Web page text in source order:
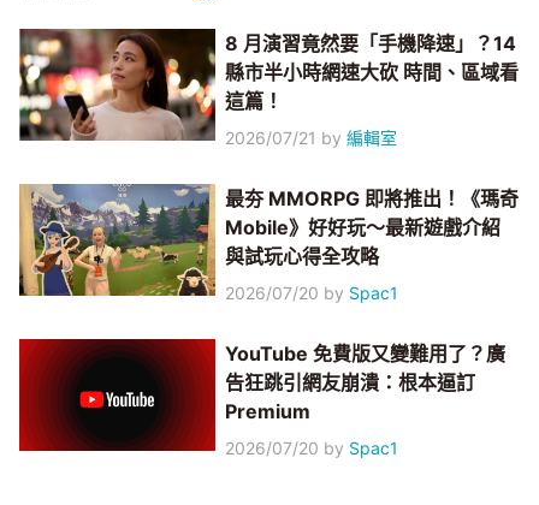
8 月演習竟然要「手機降速」？14
縣市半小時網速大砍 時間、區域看
這篇！
2026/07/21 by編輯室
最夯 MMORPG 即將推出！《瑪奇
Mobile》好好玩～最新遊戲介紹
與試玩心得全攻略
2026/07/20 by Spac1
YouTube 免費版又變難用了？廣
告狂跳引網友崩潰：根本逼訂
Premium
2026/07/20 by Spac1